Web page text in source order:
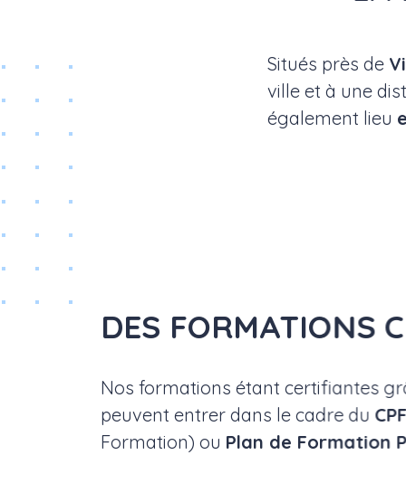
Situés près de
ville et à une
également lieu
DES FORMATIONS
Nos formations étant certifiantes
peuvent entrer dans le cadre du
Formation) ou Plan de Formation